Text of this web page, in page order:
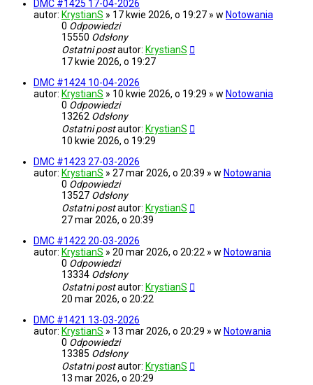
DMC #1425 17-04-2026
autor: KrystianS » 17 kwie 2026, o 19:27 » w Notowania
0 Odpowiedzi
15550 Odsłony
Ostatni postautor: KrystianS
17 kwie 2026, o 19:27
DMC #1424 10-04-2026
autor: KrystianS » 10 kwie 2026, o 19:29 » w Notowania
0 Odpowiedzi
13262 Odsłony
Ostatni postautor: KrystianS
10 kwie 2026, o 19:29
DMC #1423 27-03-2026
autor: KrystianS » 27 mar 2026, o 20:39 » w Notowania
0 Odpowiedzi
13527 Odsłony
Ostatni postautor: KrystianS
27 mar 2026, o 20:39
DMC #1422 20-03-2026
autor: KrystianS » 20 mar 2026, o 20:22 » w Notowania
0 Odpowiedzi
13334 Odsłony
Ostatni postautor: KrystianS
20 mar 2026, o 20:22
DMC #1421 13-03-2026
autor: KrystianS » 13 mar 2026, o 20:29 » w Notowania
0 Odpowiedzi
13385 Odsłony
Ostatni postautor: KrystianS
13 mar 2026, o 20:29